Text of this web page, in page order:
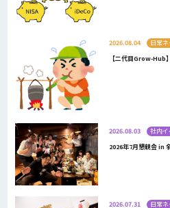
2026.08.04
日常ネ
【二代目Grow-Hub
2026.08.03
社内イ
2026年7月懇親会 in
2026.07.31 日常ネ